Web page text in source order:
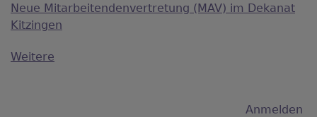
Neue Mitarbeitendenvertretung (MAV) im Dekanat
Kitzingen
Weitere
Anmelden